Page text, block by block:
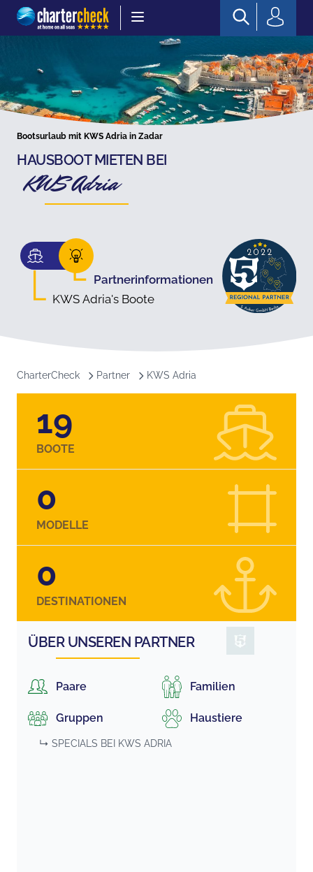
Chartercheck
Bootsurlaub mit KWS Adria in Zadar
HAUSBOOT MIETEN BEI
KWS Adria
Partnerinformationen
KWS Adria's Boote
CharterCheck Partner KWS Adria
19
BOOTE
0
MODELLE
0
DESTINATIONEN
ÜBER UNSEREN PARTNER
Paare Familien
Gruppen Haustiere
↳ SPECIALS BEI KWS ADRIA